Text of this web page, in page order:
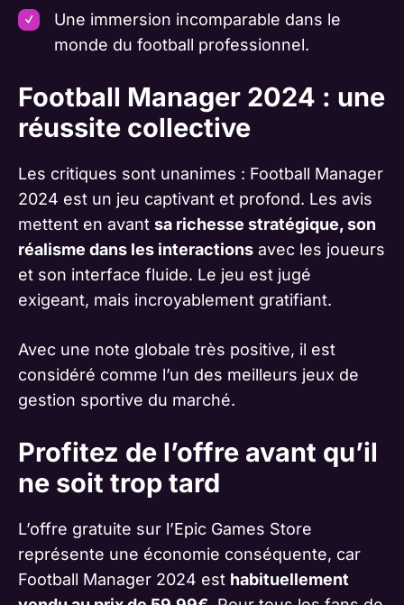
Une immersion incomparable dans le
monde du football professionnel.
Football Manager 2024 : une
réussite collective
Les critiques sont unanimes : Football Manager
2024 est un jeu captivant et profond. Les avis
mettent en avant sa richesse stratégique, son
réalisme dans les interactions avec les joueurs
et son interface fluide. Le jeu est jugé
exigeant, mais incroyablement gratifiant.
Avec une note globale très positive, il est
considéré comme l’un des meilleurs jeux de
gestion sportive du marché.
Profitez de l’offre avant qu’il
ne soit trop tard
L’offre gratuite sur l’Epic Games Store
représente une économie conséquente, car
Football Manager 2024 est habituellement